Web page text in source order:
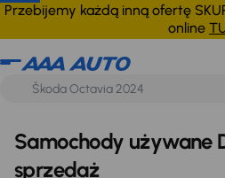
Przebijemy każdą inną ofertę
online
Denza Rok od 2013 Anuluj
Samochody używane
sprzedaż